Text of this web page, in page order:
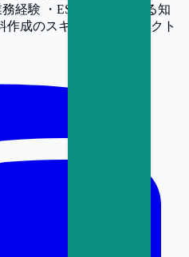
経験 ・ESG評価に関する知
作成のスキル ・プロジェクト